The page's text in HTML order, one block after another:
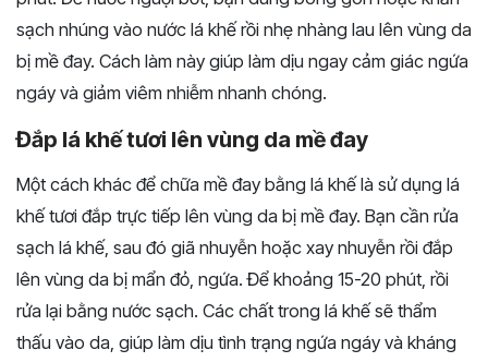
sạch nhúng vào nước lá khế rồi nhẹ nhàng lau lên vùng da
bị mề đay. Cách làm này giúp làm dịu ngay cảm giác ngứa
ngáy và giảm viêm nhiễm nhanh chóng.
Đắp lá khế tươi lên vùng da mề đay
Một cách khác để chữa mề đay bằng lá khế là sử dụng lá
khế tươi đắp trực tiếp lên vùng da bị mề đay. Bạn cần rửa
sạch lá khế, sau đó giã nhuyễn hoặc xay nhuyễn rồi đắp
lên vùng da bị mẩn đỏ, ngứa. Để khoảng 15-20 phút, rồi
rửa lại bằng nước sạch. Các chất trong lá khế sẽ thẩm
thấu vào da, giúp làm dịu tình trạng ngứa ngáy và kháng